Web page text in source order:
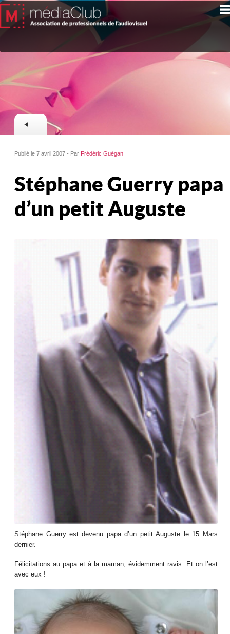
Publié le 7 avril 2007 - Par Frédéric Guégan
Stéphane Guerry papa
d’un petit Auguste
Stéphane Guerry est devenu papa d’un petit Auguste le 15 Mars
dernier.
Félicitations au papa et à la maman, évidemment ravis. Et on l’est
avec eux !